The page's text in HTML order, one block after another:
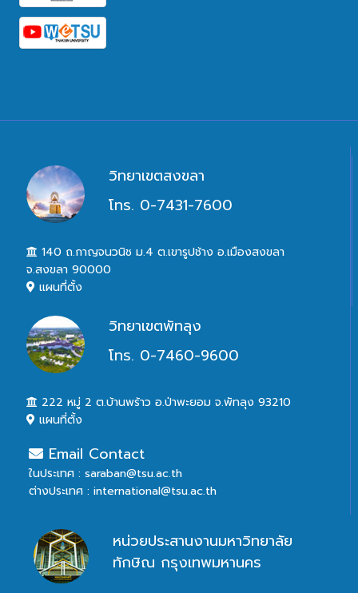
วิทยาเขตสงขลา
โทร. 0-7431-7600
140 ถ.กาญจนวนิช ม.4 ต.เขารูปช้าง อ.เมืองสงขลา
จ.สงขลา 90000
แผนที่ตั้ง
วิทยาเขตพัทลุง
โทร. 0-7460-9600
222 หมู่ 2 ต.บ้านพร้าว อ.ป่าพะยอม จ.พัทลุง 93210
แผนที่ตั้ง
Email Contact
ในประเทศ : saraban@tsu.ac.th
ต่างประเทศ : international@tsu.ac.th
หน่วยประสานงานมหาวิทยาลัย
ทักษิณ กรุงเทพมหานคร